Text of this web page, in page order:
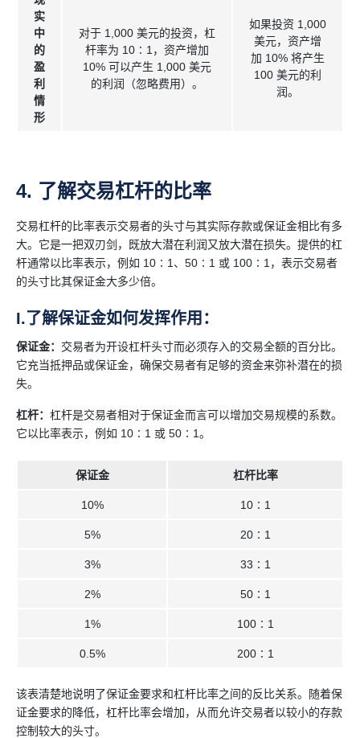
实
中
的
盈
利
情
形
对于 1,000 美元的投资，杠
杆率为 10∶1，资产增加
10% 可以产生 1,000 美元
的利润（忽略费用）。
如果投资 1,000
美元，资产增
加 10% 将产生
100 美元的利
润。
4. 了解交易杠杆的比率
交易杠杆的比率表示交易者的头寸与其实际存款或保证金相比有多
大。它是一把双刃剑，既放大潜在利润又放大潜在损失。提供的杠
杆通常以比率表示，例如 10∶1、50∶1 或 100∶1，表示交易者
的头寸比其保证金大多少倍。
I.了解保证金如何发挥作用：
保证金： 交易者为开设杠杆头寸而必须存入的交易全额的百分比。
它充当抵押品或保证金，确保交易者有足够的资金来弥补潜在的损
失。
杠杆： 杠杆是交易者相对于保证金而言可以增加交易规模的系数。
它以比率表示，例如 10∶1 或 50∶1。
保证金 杠杆比率
10% 10∶1
5% 20∶1
3% 33∶1
2% 50∶1
1% 100∶1
0.5% 200∶1
该表清楚地说明了保证金要求和杠杆比率之间的反比关系。随着保
证金要求的降低，杠杆比率会增加，从而允许交易者以较小的存款
控制较大的头寸。